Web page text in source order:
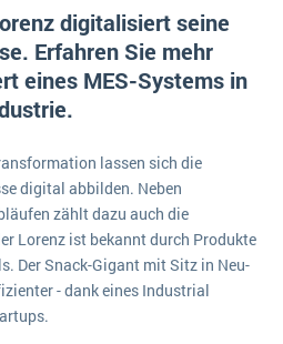
eines CRM-Systems
Software für Konzerne
Leitfaden für Unternehmen
digitalisiert seine
Erfahren Sie mehr
eines MES-Systems in
lassen sich die
digital abbilden. Neben
zählt dazu auch die
Lorenz ist bekannt durch Produkte
Der Snack-Gigant mit Sitz in Neu-
- dank eines Industrial